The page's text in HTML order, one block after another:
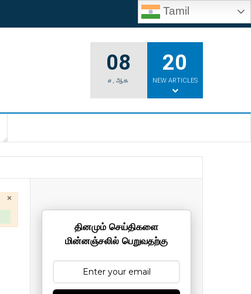
Tamil
08
ச , ஆக
20
NEW ARTICLES
×
தினமும் செய்திகளை
மின்னஞ்சலில் பெறுவதற்கு